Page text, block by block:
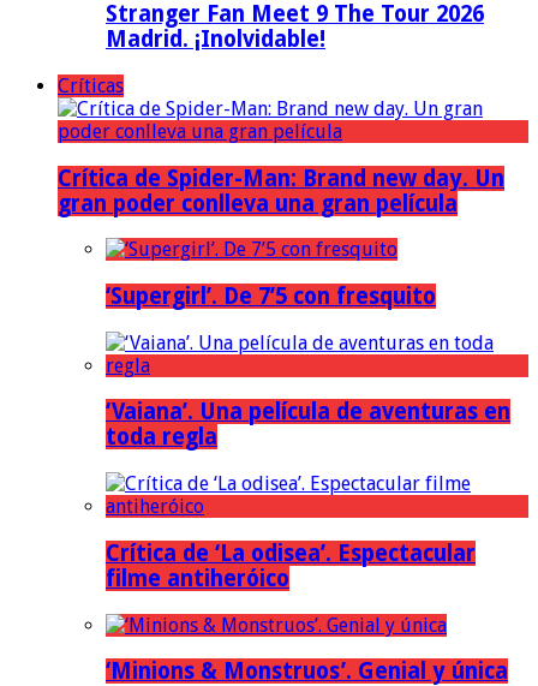
Stranger Fan Meet 9 The Tour 2026
Madrid. ¡Inolvidable!
Críticas
Crítica de Spider-Man: Brand new day. Un
gran poder conlleva una gran película
‘Supergirl’. De 7’5 con fresquito
‘Vaiana’. Una película de aventuras en
toda regla
Crítica de ‘La odisea’. Espectacular
filme antiheróico
‘Minions & Monstruos’. Genial y única